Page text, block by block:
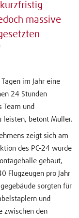
massive
im Jahr eine
24 Stunden
Team und
leisten, betont Müller.
zeigt sich am
des PC-24 wurde
gebaut,
Flugzeugen pro Jahr
sorgten für
und
zwischen den